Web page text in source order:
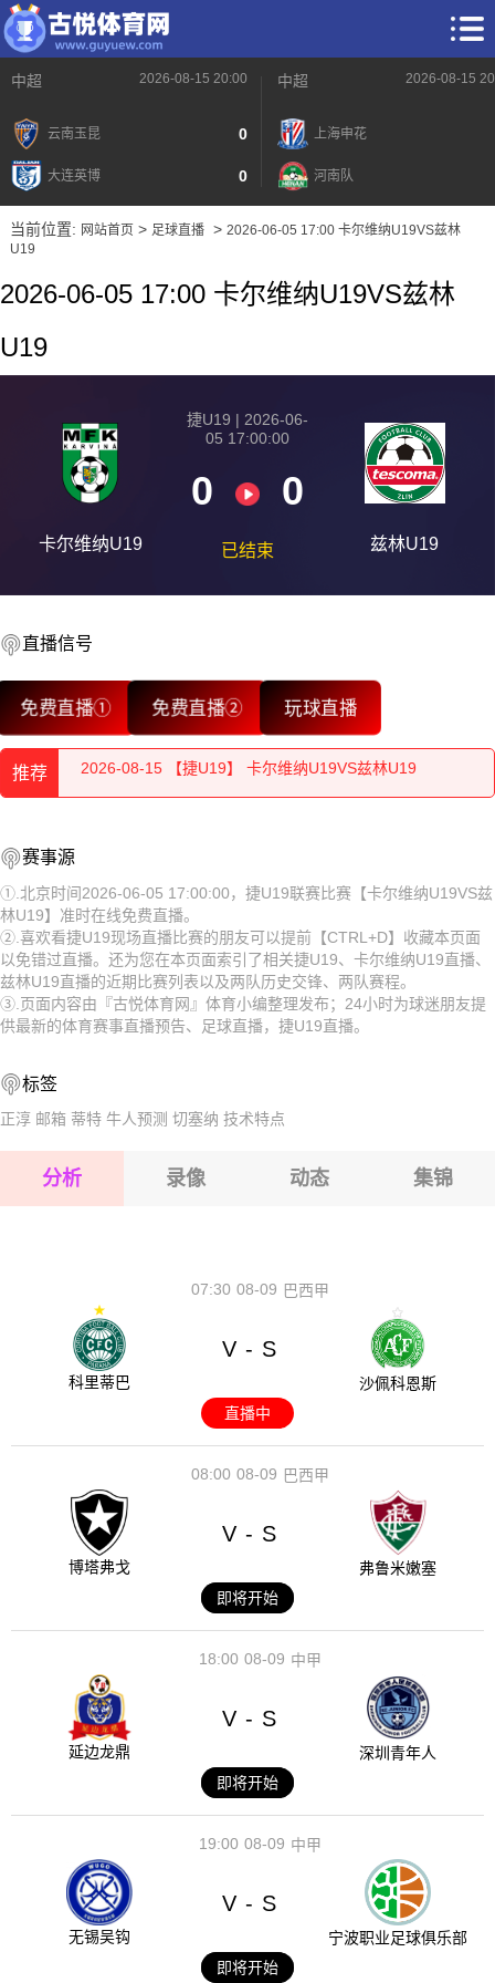
中超 2026-08-15 20:00
云南玉昆 0
大连英博 0
中超 2026-08-15
上海申花
河南队
当前位置: 网站首页> 足球直播> 2026-06-05 17:00 卡尔维纳U19VS兹林
U19
2026-06-05 17:00 卡尔维纳U19VS兹林
U19
卡尔维纳U19
捷U19 | 2026-06-
05 17:00:00
0 0
已结束 兹林U19
直播信号
免费直播① 免费直播② 玩球直播
推荐
2026-08-15 【捷U19】 卡尔维纳U19VS兹林U19
2026-08-15 【捷U19】 卡尔维纳U19VS兹林U19
2026-08-15 【捷U19】 卡尔维纳U19VS兹林U19
2026-08-15 【捷U19】 卡尔维纳U19VS兹林U19
2026-08-15 【捷U19】 卡尔维纳U19VS兹林U19
2026-08-15 【捷U19】 卡尔维纳U19VS兹林U19
2026-08-14 【捷U19】 卡尔维纳U19VS兹林U19
2026-08-15 【捷U19】 卡尔维纳U19VS兹林U19
2026-08-15 【捷U19】 卡尔维纳U19VS兹林U19
2026-08-15 【捷U19】 卡尔维纳U19VS兹林U19
2026-08-15 【捷U19】 卡尔维纳U19VS兹林U19
赛事源
①.北京时间2026-06-05 17:00:00，捷U19联赛比赛【卡尔维纳U19VS兹
林U19】准时在线免费直播。
②.喜欢看捷U19现场直播比赛的朋友可以提前【CTRL+D】收藏本页面
以免错过直播。还为您在本页面索引了相关捷U19、卡尔维纳U19直播、
兹林U19直播的近期比赛列表以及两队历史交锋、两队赛程。
③.页面内容由『古悦体育网』体育小编整理发布；24小时为球迷朋友提
供最新的体育赛事直播预告、足球直播，捷U19直播。
标签
正淳 邮箱 蒂特 牛人预测 切塞纳 技术特点
分析 录像 动态 集锦
08-09
07:30 巴西甲
科里蒂巴
V - S
沙佩科恩斯
直播中
08-09
08:00 巴西甲
博塔弗戈
V - S
弗鲁米嫩塞
即将开始
08-09
18:00 中甲
延边龙鼎
V - S
深圳青年人
即将开始
08-09
19:00 中甲
无锡吴钩
V - S
宁波职业足球俱乐部
即将开始